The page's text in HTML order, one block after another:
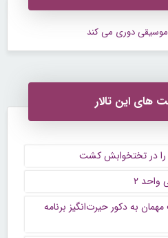
موسیقی دوری می کند
های این تالار
را در تختخوابش کشت
۲
به دکور حیرت‌انگیز برنامه